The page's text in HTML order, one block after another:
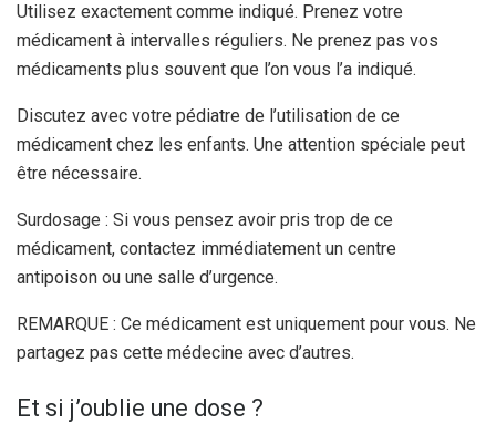
Utilisez exactement comme indiqué. Prenez votre
médicament à intervalles réguliers. Ne prenez pas vos
médicaments plus souvent que l’on vous l’a indiqué.
Discutez avec votre pédiatre de l’utilisation de ce
médicament chez les enfants. Une attention spéciale peut
être nécessaire.
Surdosage : Si vous pensez avoir pris trop de ce
médicament, contactez immédiatement un centre
antipoison ou une salle d’urgence.
REMARQUE : Ce médicament est uniquement pour vous. Ne
partagez pas cette médecine avec d’autres.
Et si j’oublie une dose ?